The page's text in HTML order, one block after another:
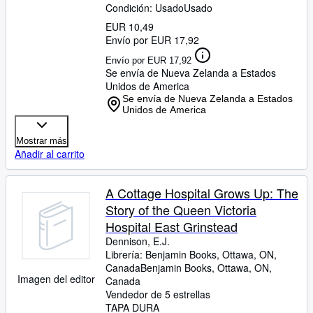
Condición: UsadoUsado
EUR 10,49
Envío por EUR 17,92
Envío por EUR 17,92
Se envía de Nueva Zelanda a Estados
Unidos de America
Se envía de Nueva Zelanda a Estados
Unidos de America
Mostrar más
Añadir al carrito
Imagen del editor
A Cottage Hospital Grows Up: The
Story of the Queen Victoria
Hospital East Grinstead
Dennison, E.J.
Librería: Benjamin Books, Ottawa, ON,
CanadaBenjamin Books, Ottawa, ON,
Canada
Vendedor de 5 estrellas
TAPA DURA